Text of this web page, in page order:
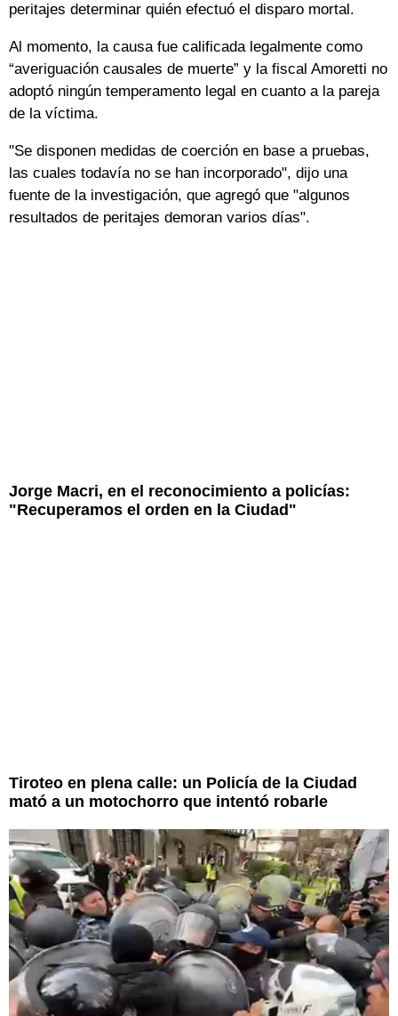
peritajes determinar quién efectuó el disparo mortal.
Al momento, la causa fue calificada legalmente como
“averiguación causales de muerte” y la fiscal Amoretti no
adoptó ningún temperamento legal en cuanto a la pareja
de la víctima.
"Se disponen medidas de coerción en base a pruebas,
las cuales todavía no se han incorporado", dijo una
fuente de la investigación, que agregó que "algunos
resultados de peritajes demoran varios días".
Jorge Macri, en el reconocimiento a policías:
"Recuperamos el orden en la Ciudad"
Tiroteo en plena calle: un Policía de la Ciudad
mató a un motochorro que intentó robarle